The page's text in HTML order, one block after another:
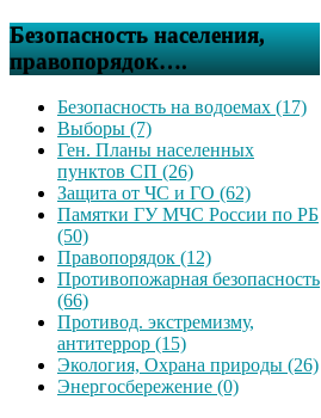
Безопасность населения,
правопорядок….
Безопасность на водоемах (17)
Выборы (7)
Ген. Планы населенных
пунктов СП (26)
Защита от ЧС и ГО (62)
Памятки ГУ МЧС России по РБ
(50)
Правопорядок (12)
Противопожарная безопасность
(66)
Противод. экстремизму,
антитеррор (15)
Экология, Охрана природы (26)
Энергосбережение (0)